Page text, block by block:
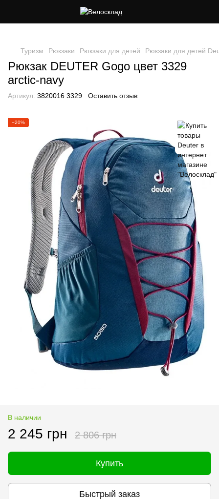
Туризм Рюкзаки Рюкзаки для детей Рюкзаки для детей
Рюкзак DEUTER Gogo цвет 3329
arctic-navy
Артикул: 3820016 3329 Оставить отзыв
−20%
В наличии
2 245 грн 2 806 грн
Купить
Быстрый заказ